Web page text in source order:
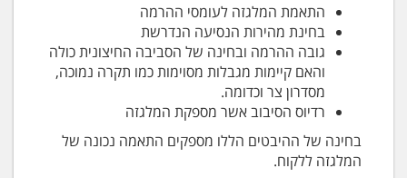
התאמת המלגזה לעומסי ההרמה
בחינת מהירות הנסיעה הנדרשת
גובה ההרמה ובחינה של הסביבה החיצונית כולה
והאם קיימות מגבלות מסוימות כמו תקרה נמוכה,
מסדרון צר וכדומה.
רדיוס הסיבוב אשר מספקת המלגזה
בחינה של ההיבטים הללו מספקים התאמה נכונה של
המלגזה ללקוח.